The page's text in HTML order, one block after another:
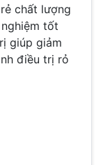
chất lượng
tốt
giúp giảm
điều trị rỏ